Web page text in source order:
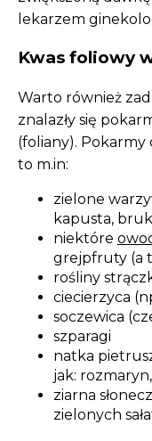
lekarzem
Kwas foliowy
Warto również
znalazły się
(foliany).
to m.in:
zielone
kapusta,
niektóre
grejpfruty (a
rośliny
ciecierzyca
soczewica
szparagi
natka
jak:
ziarna
zielonych